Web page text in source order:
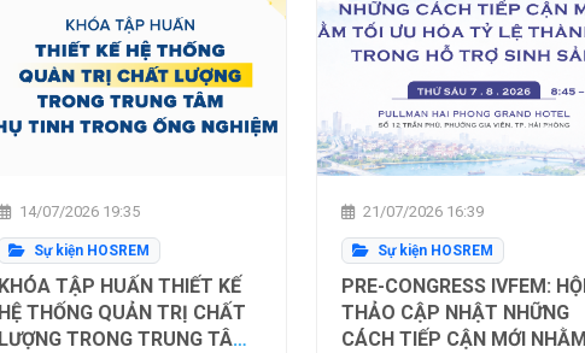
14/07/2026 19:35
Sự kiện HOSREM
KHÓA TẬP HUẤN THIẾT KẾ
HỆ THỐNG QUẢN TRỊ CHẤT
LƯỢNG TRONG TRUNG TÂM
21/07/2026 16:39
Sự kiện HOSREM
PRE-CONGRESS IVFEM: HỘI
THẢO CẬP NHẬT NHỮNG
CÁCH TIẾP CẬN MỚI NHẰM